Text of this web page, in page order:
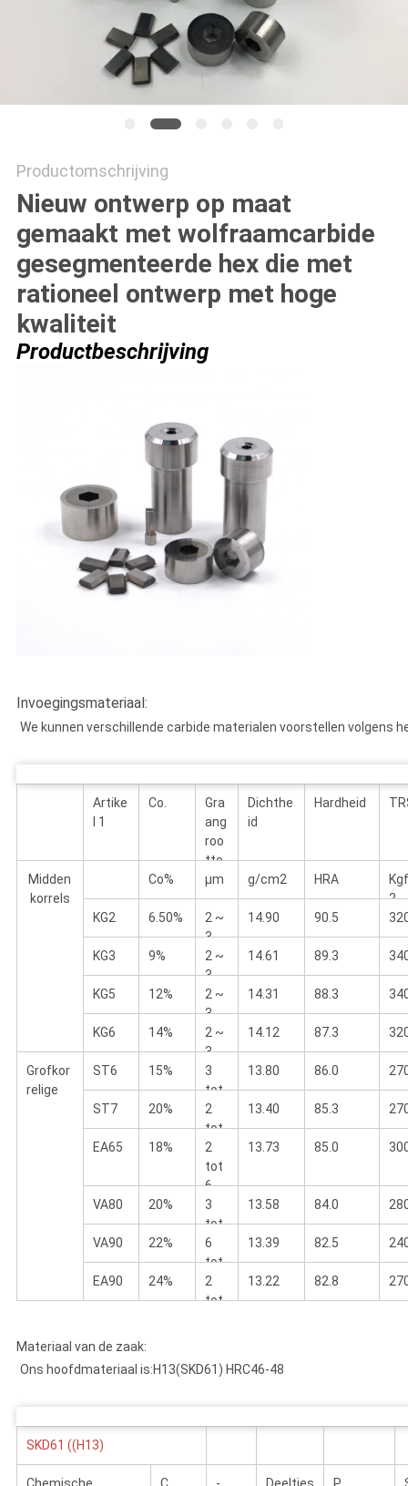
Productomschrijving
Nieuw ontwerp op maat
gemaakt met wolfraamcarbide
gesegmenteerde hex die met
rationeel ontwerp met hoge
kwaliteit
Productbeschrijving
Invoegingsmateriaal:
We kunnen verschillende carbide materialen voorstellen volgens
Artike
l 1
Co.
Gra
ang
roo
tte
Dichthe
id
Hardheid
Midden
korrels
Co% μm g/cm2 HRA
2
KG2
6.50%
2 ~
3
14.90 90.5
KG3 9%
2 ~
3
14.61 89.3
KG5 12%
2 ~
3
14.31 88.3
KG6 14%
2 ~
3
14.12 87.3
Grofkor
relige
ST6 15%
3
tot
6
13.80 86.0
ST7 20%
2
tot
6
13.40 85.3
EA65 18%
2
tot
6
13.73 85.0
VA80 20%
3
tot
6
13.58 84.0
VA90 22%
6
tot
9
13.39 82.5
EA90 24%
2
tot
13.22 82.8
Materiaal van de zaak:
Ons hoofdmateriaal is:H13(SKD61) HRC46-48
SKD61 ((H13)